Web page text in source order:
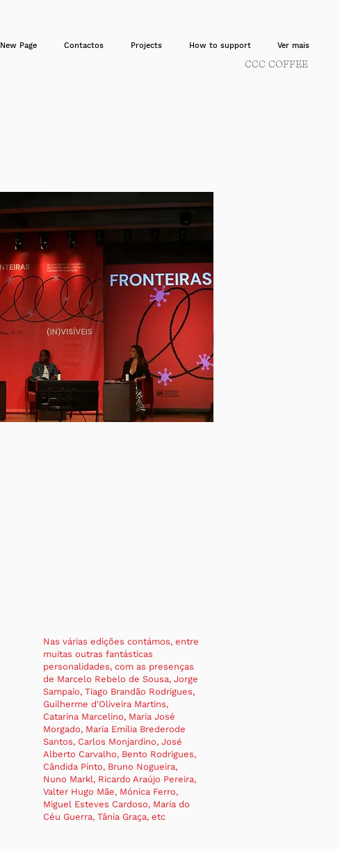
New Page Contactos Projects How to support Ver mais
CCC COFFEE
Nas várias edições contámos, entre
muitas outras fantásticas
personalidades, com as presenças
de Marcelo Rebelo de Sousa, Jorge
Sampaio, Tiago Brandão Rodrigues,
Guilherme d'Oliveira Martins,
Catarina Marcelino, Maria José
Morgado, Maria Emília Brederode
Santos, Carlos Monjardino, José
Alberto Carvalho, Bento Rodrigues,
Cândida Pinto, Bruno Nogueira,
Nuno Markl, Ricardo Araújo Pereira,
Valter Hugo Mãe, Mónica Ferro,
Miguel Esteves Cardoso, Maria do
Céu Guerra, Tânia Graça, etc